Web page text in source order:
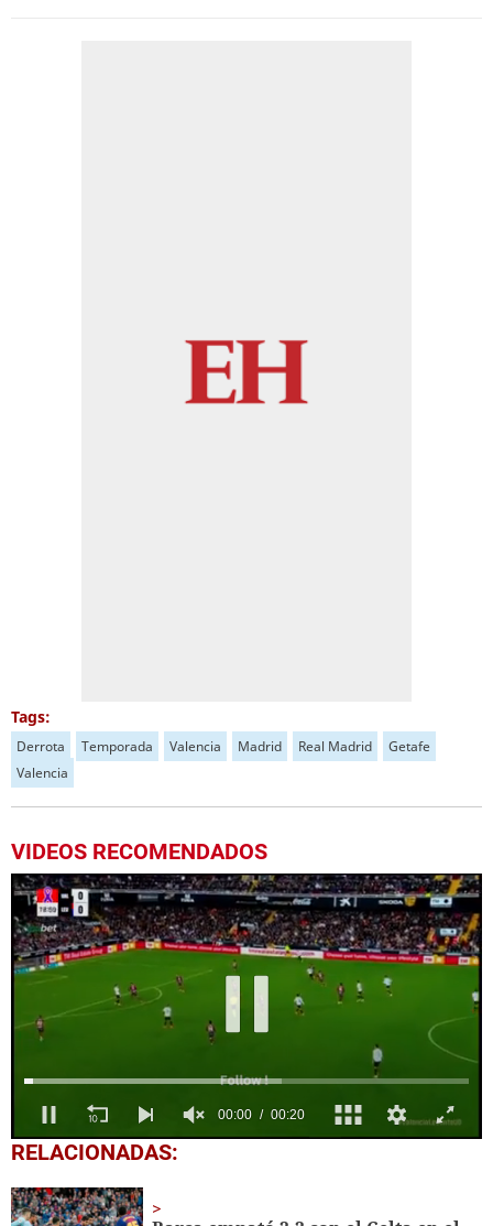
Tags:
Derrota Temporada Valencia Madrid Real Madrid
Getafe
Valencia
VIDEOS RECOMENDADOS
0
seconds
20
seconds
RELACIONADAS: